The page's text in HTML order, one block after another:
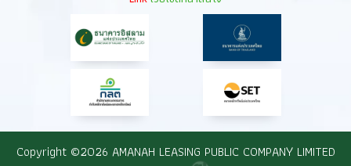
Copyright ©2026 AMANAH LEASING PUBLIC COMPANY LIMITED​